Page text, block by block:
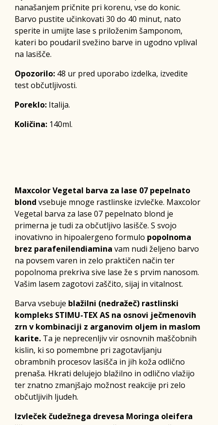
nanašanjem pričnite pri korenu, vse do konic.
Barvo pustite učinkovati 30 do 40 minut, nato
sperite in umijte lase s priloženim šamponom,
kateri bo poudaril svežino barve in ugodno vplival
na lasišče.
Opozorilo: 48 ur pred uporabo izdelka, izvedite
test občutljivosti.
Poreklo: Italija.
Količina: 140ml.
Maxcolor Vegetal barva za lase 07 pepelnato
blond vsebuje mnoge rastlinske izvlečke. Maxcolor
Vegetal barva za lase 07 pepelnato blond je
primerna je tudi za občutljivo lasišče. S svojo
inovativno in hipoalergeno formulo popolnoma
brez parafenilendiamina vam nudi željeno barvo
na povsem varen in zelo praktičen način ter
popolnoma prekriva sive lase že s prvim nanosom.
Vašim lasem zagotovi zaščito, sijaj in vitalnost.
Barva vsebuje blažilni (nedražeč) rastlinski
kompleks STIMU-TEX AS na osnovi ječmenovih
zrn v kombinaciji z arganovim oljem in maslom
karite. Ta je neprecenljiv vir osnovnih maščobnih
kislin, ki so pomembne pri zagotavljanju
obrambnih procesov lasišča in jih koža odlično
prenaša. Hkrati delujejo blažilno in odlično vlažijo
ter znatno zmanjšajo možnost reakcije pri zelo
občutljivih ljudeh.
Izvleček čudežnega drevesa Moringa oleifera